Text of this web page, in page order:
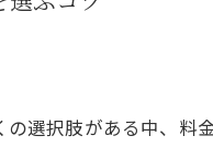
選択肢がある中、料